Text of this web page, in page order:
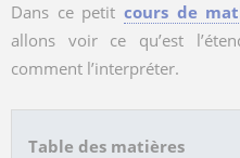
Dans ce petit cours de
allons voir ce qu’est
comment l’interpréter.
Table des matières